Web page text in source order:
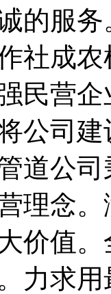
的服
社成
民营
公司
道公
理念
价值
力求